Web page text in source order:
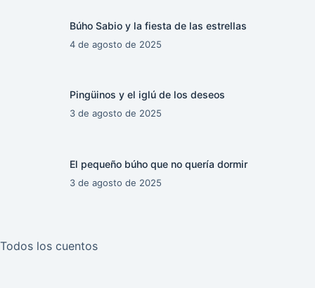
Búho Sabio y la fiesta de las estrellas
4 de agosto de 2025
Pingüinos y el iglú de los deseos
3 de agosto de 2025
El pequeño búho que no quería dormir
3 de agosto de 2025
Todos los cuentos